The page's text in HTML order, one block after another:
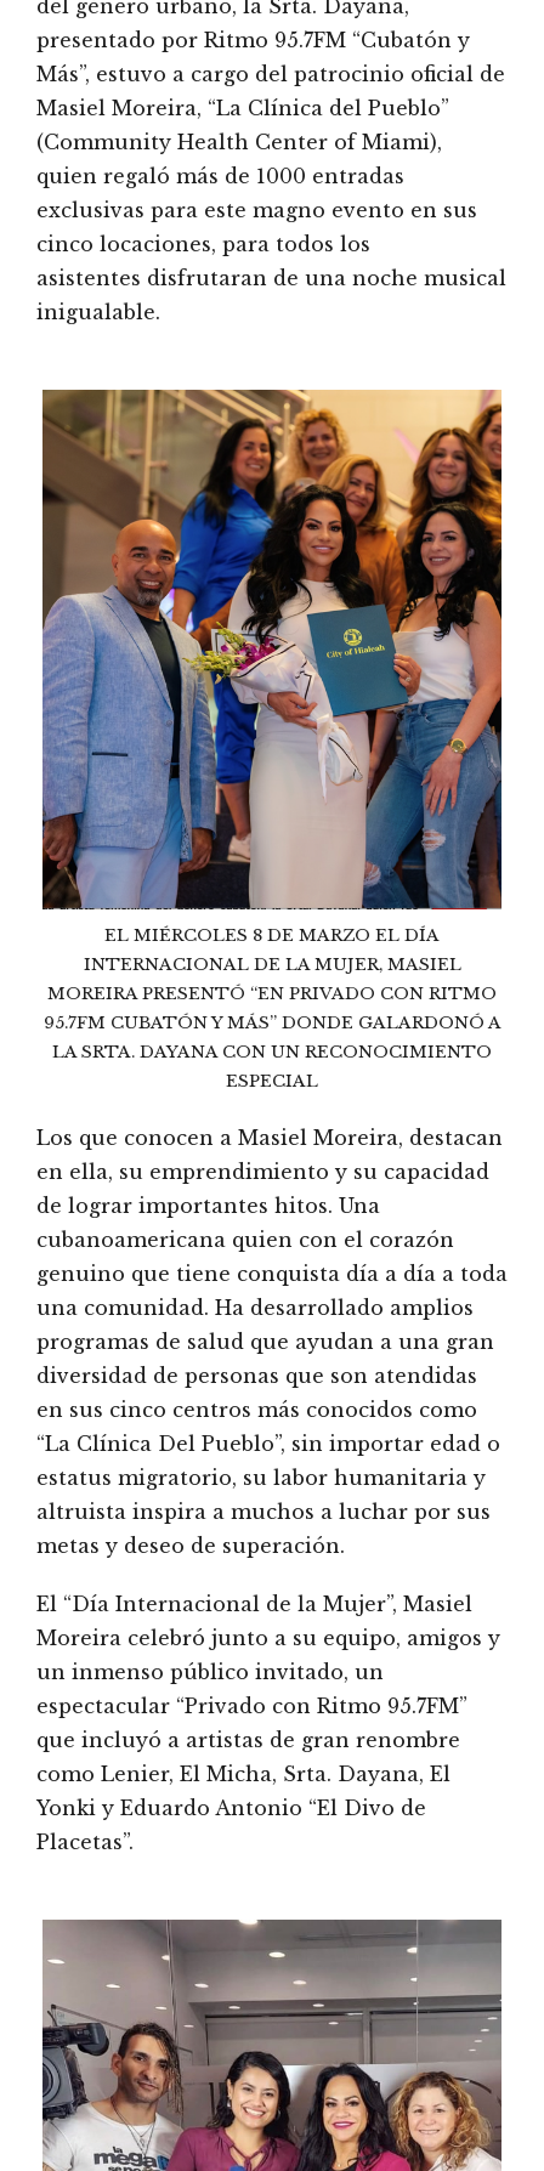
del género urbano, la Srta. Dayana,
presentado por Ritmo 95.7FM “Cubatón y
Más”, estuvo a cargo del patrocinio oficial de
Masiel Moreira, “La Clínica del Pueblo”
(Community Health Center of Miami),
quien regaló más de 1000 entradas
exclusivas para este magno evento en sus
cinco locaciones, para todos los
asistentes disfrutaran de una noche musical
inigualable.
EL MIÉRCOLES 8 DE MARZO EL DÍA
INTERNACIONAL DE LA MUJER, MASIEL
MOREIRA PRESENTÓ “EN PRIVADO CON RITMO
95.7FM CUBATÓN Y MÁS” DONDE GALARDONÓ A
LA SRTA. DAYANA CON UN RECONOCIMIENTO
ESPECIAL
Los que conocen a Masiel Moreira, destacan
en ella, su emprendimiento y su capacidad
de lograr importantes hitos. Una
cubanoamericana quien con el corazón
genuino que tiene conquista día a día a toda
una comunidad. Ha desarrollado amplios
programas de salud que ayudan a una gran
diversidad de personas que son atendidas
en sus cinco centros más conocidos como
“La Clínica Del Pueblo”, sin importar edad o
estatus migratorio, su labor humanitaria y
altruista inspira a muchos a luchar por sus
metas y deseo de superación.
El “Día Internacional de la Mujer”, Masiel
Moreira celebró junto a su equipo, amigos y
un inmenso público invitado, un
espectacular “Privado con Ritmo 95.7FM”
que incluyó a artistas de gran renombre
como Lenier, El Micha, Srta. Dayana, El
Yonki y Eduardo Antonio “El Divo de
Placetas”.